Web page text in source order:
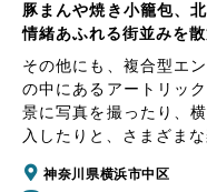
豚まんや焼き小籠包、
情緒あふれる街並みを
その他にも、複合型エ
の中にあるアートリッ
景に写真を撮ったり、
入したりと、さまざま
神奈川県横浜市中区